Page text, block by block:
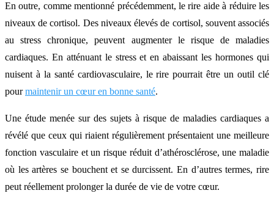
En outre, comme mentionné précédemment, le rire aide à réduire les
niveaux de cortisol. Des niveaux élevés de cortisol, souvent associés
au stress chronique, peuvent augmenter le risque de maladies
cardiaques. En atténuant le stress et en abaissant les hormones qui
nuisent à la santé cardiovasculaire, le rire pourrait être un outil clé
pourmaintenir un cœur en bonne santé.
Une étude menée sur des sujets à risque de maladies cardiaques a
révélé que ceux qui riaient régulièrement présentaient une meilleure
fonction vasculaire et un risque réduit d’athérosclérose, une maladie
où les artères se bouchent et se durcissent. En d’autres termes, rire
peut réellement prolonger la durée de vie de votre cœur.